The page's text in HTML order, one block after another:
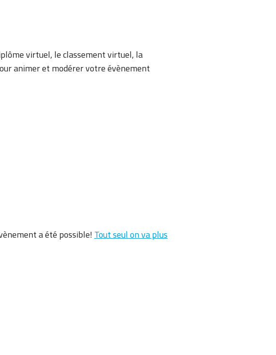
virtuel, le classement virtuel, la
animer et modérer votre évènement
a été possible! Tout seul on va plus